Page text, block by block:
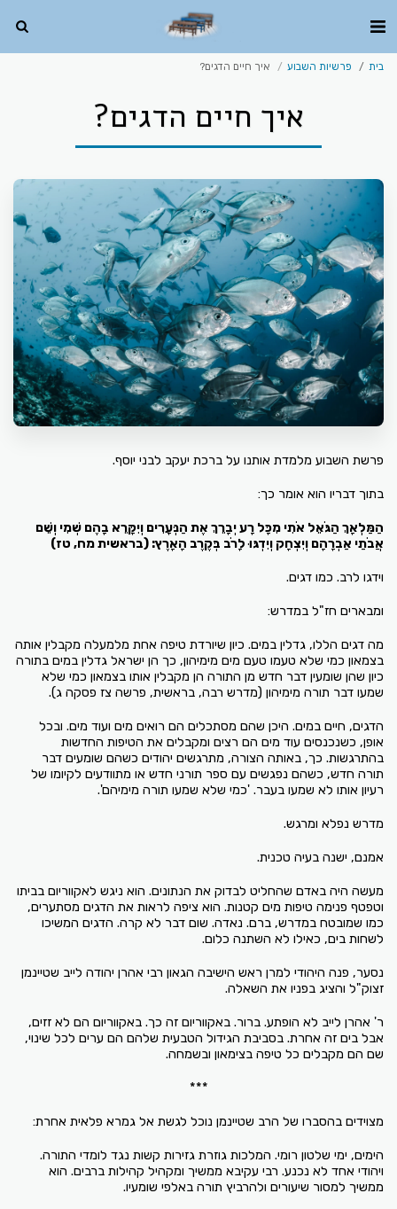
בית פרשיות השבוע איך חיים הדגים?
איך חיים הדגים?
פרשת השבוע מלמדת אותנו על ברכת יעקב לבני יוסף.
בתוך דבריו הוא אומר כך:
הַמַּלְאָךְ הַגֹּאֵל אֹתִי מִכָּל רָע יְבָרֵךְ אֶת הַנְּעָרִים וְיִקָּרֵא בָהֶם שְׁמִי וְשֵׁם
אֲבֹתַי אַבְרָהָם וְיִצְחָק וְיִדְגּוּ לָרֹב בְּקֶרֶב הָאָרֶץ: (בראשית מח, טז)
וידגו לרב. כמו דגים.
ומבארים חז"ל במדרש:
מה דגים הללו, גדלין במים. כיון שיורדת טיפה אחת מלמעלה מקבלין אותה
בצמאון כמי שלא טעמו טעם מים מימיהון, כך הן ישראל גדלין במים בתורה
כיון שהן שומעין דבר חדש מן התורה הן מקבלין אותו בצמאון כמי שלא
שמעו דבר תורה מימיהון (מדרש רבה, בראשית, פרשה צז פסקה ג).
הדגים, חיים במים. היכן שהם מסתכלים הם רואים מים ועוד מים. ובכל
אופן, כשנכנסים עוד מים הם רצים ומקבלים את הטיפות החדשות
בהתרגשות. כך, באותה הצורה, מתרגשים יהודים כשהם שומעים דבר
תורה חדש, כשהם נפגשים עם ספר תורני חדש או מתוודעים לקיומו של
רעיון אותו לא שמעו בעבר. 'כמי שלא שמעו תורה מימיהם'.
מדרש נפלא ומרגש.
אמנם, ישנה בעיה טכנית.
מעשה היה באדם שהחליט לבדוק את הנתונים. הוא ניגש לאקווריום בביתו
וטפטף פנימה טיפות מים קטנות. הוא ציפה לראות את הדגים מסתערים,
כמו שמובטח במדרש, ברם. נאדה. שום דבר לא קרה. הדגים המשיכו
לשחות בים, כאילו לא השתנה כלום.
נסער, פנה היהודי למרן ראש הישיבה הגאון רבי אהרן יהודה לייב שטיינמן
זצוק"ל והציג בפניו את השאלה.
ר' אהרן לייב לא הופתע. ברור. באקווריום זה כך. באקווריום הם לא זזים,
אבל בים זה אחרת. בסביבת הגידול הטבעית שלהם הם ערים לכל שינוי,
שם הם מקבלים כל טיפה בצימאון ובשמחה.
***
מצוידים בהסברו של הרב שטיינמן נוכל לגשת אל גמרא פלאית אחרת:
הימים, ימי שלטון רומי. המלכות גוזרת גזירות קשות נגד לומדי התורה.
ויהודי אחד לא נכנע. רבי עקיבא ממשיך ומקהיל קהילות ברבים. הוא
ממשיך למסור שיעורים ולהרביץ תורה באלפי שומעיו.